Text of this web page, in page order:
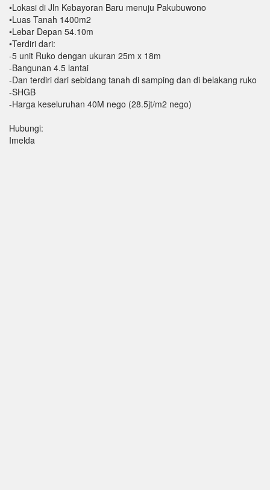
•Lokasi di Jln Kebayoran Baru menuju Pakubuwono
•Luas Tanah 1400m2
•Lebar Depan 54.10m
•Terdiri dari:
-5 unit Ruko dengan ukuran 25m x 18m
-Bangunan 4.5 lantai
-Dan terdiri dari sebidang tanah di samping dan di belakang ruko
-SHGB
-Harga keseluruhan 40M nego (28.5jt/m2 nego)
Hubungi:
Imelda